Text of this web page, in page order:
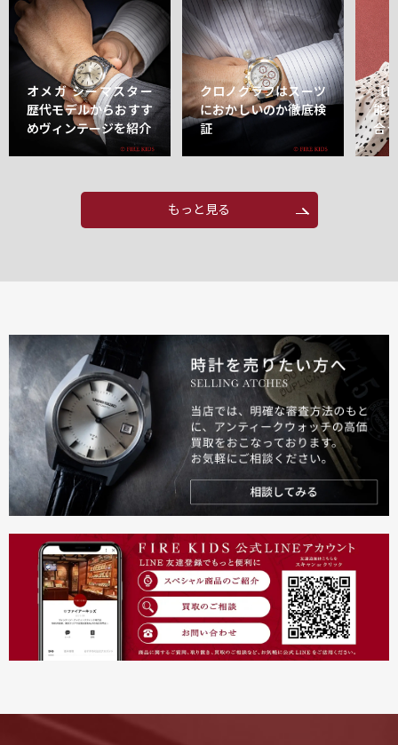
オメガ シーマスター
歴代モデルからおすす
めヴィンテージを紹介
クロノグラフはスーツ
におかしいのか徹底検
証
【
能
合
もっと見る